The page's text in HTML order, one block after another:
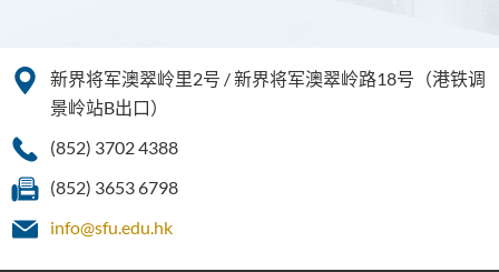
新界将军澳翠岭里2号 / 新界将军澳翠岭路18号（港铁调
景岭站B出口）
(852) 3702 4388
(852) 3653 6798
info@sfu.edu.hk